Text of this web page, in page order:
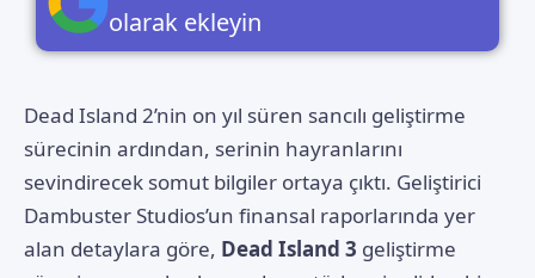
olarak ekleyin
Dead Island 2’nin on yıl süren sancılı geliştirme
sürecinin ardından, serinin hayranlarını
sevindirecek somut bilgiler ortaya çıktı. Geliştirici
Dambuster Studios’un finansal raporlarında yer
alan detaylara göre, Dead Island 3 geliştirme